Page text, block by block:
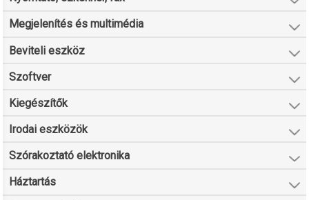
Megjelenítés és multimédia
Beviteli eszköz
Szoftver
Kiegészítők
Irodai eszközök
Szórakoztató elektronika
Háztartás